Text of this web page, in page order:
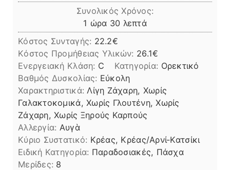
Συνολικός Χρόνος:
1 ώρα
ώρα 30 λεπτά
λεπτά
Κόστος Συνταγής: 22.2€
Kόστος Προμήθειας Υλικών: 26.1
Ενεργειακή Κλάση: C Κατηγορία: Ορεκτικό
Βαθμός Δυσκολίας: Εύκολη
Χαρακτηριστικά: Λίγη Ζάχαρη, Χωρίς
Γαλακτοκομικά, Χωρίς Γλουτένη, Χωρίς
Ζάχαρη, Χωρίς Ξηρούς Καρπούς
Αλλεργία: Αυγὰ
Kύριο Συστατικό: Κρέας, Κρέας/Αρνί-Κατσίκι
Ειδική Κατηγορία: Παραδοσιακές, Πάσχα
Μερίδες: 8